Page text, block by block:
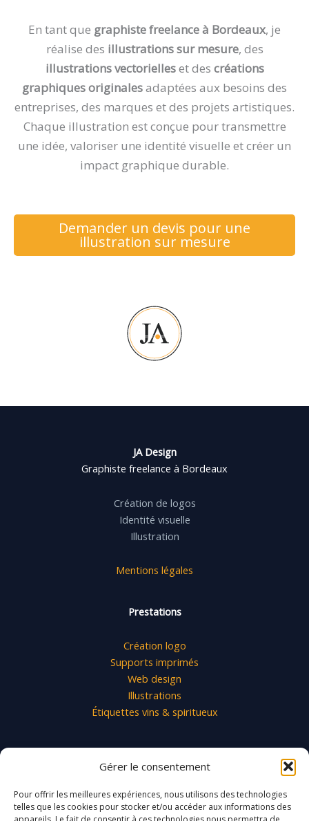
Gérer le consentement
Pour offrir les meilleures expériences, nous utilisons des technologies
telles que les cookies pour stocker et/ou accéder aux informations des
En tant que graphiste freelance à Bordeaux, je
réalise des illustrations sur mesure, des
illustrations vectorielleset des créations
graphiques originalesadaptées aux besoins des
entreprises, des marques et des projets artistiques.
Chaque illustration est conçue pour transmettre
une idée, valoriser une identité visuelle et créer un
impact graphique durable.
Demander un devis pour une
illustration sur mesure
JA Design
Graphiste freelance à Bordeaux
Création de logos
Identité visuelle
Illustration
Mentions légales
Prestations
Création logo
Supports imprimés
Web design
Illustrations
Étiquettes vins & spiritueux
contact@ja-design.fr
06 08 31 95 03